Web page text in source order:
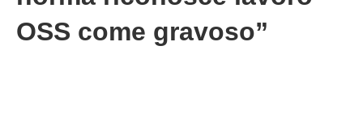
OSS come gravoso”